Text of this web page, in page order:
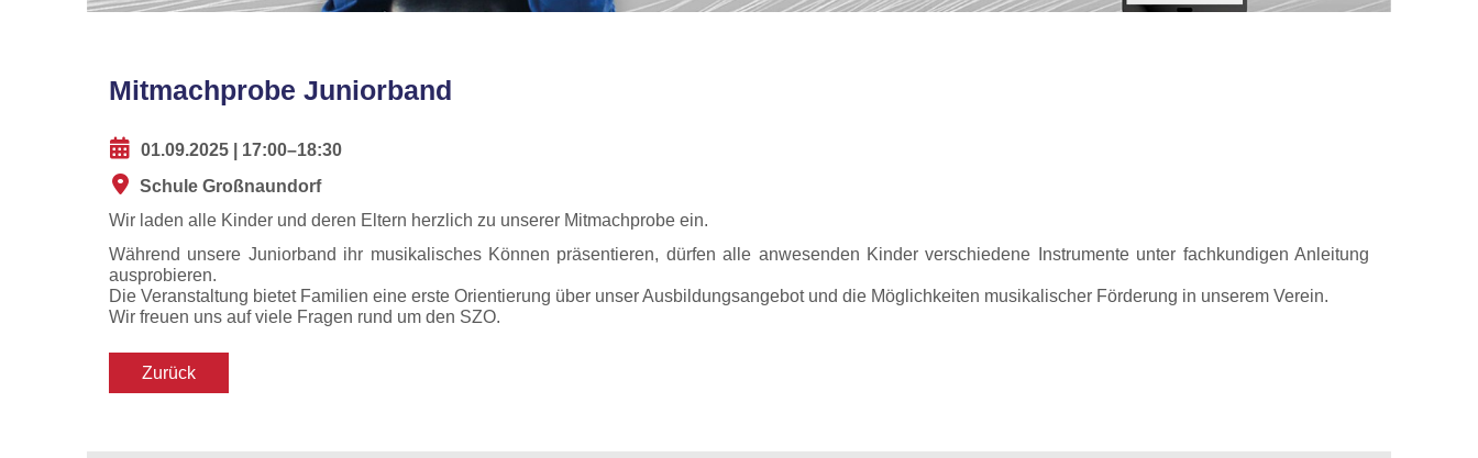
Mitmachprobe Juniorband
01.09.2025 | 17:00–18:30
Schule Großnaundorf
Wir laden alle Kinder und deren Eltern herzlich zu unserer Mitmachprobe ein.
Während unsere Juniorband ihr musikalisches Können präsentieren, dürfen alle anwesenden Kinder verschiedene Instrumente unter fachkundigen Anleitung
ausprobieren.
Die Veranstaltung bietet Familien eine erste Orientierung über unser Ausbildungsangebot und die Möglichkeiten musikalischer Förderung in unserem Verein.
Wir freuen uns auf viele Fragen rund um den SZO.
Zurück